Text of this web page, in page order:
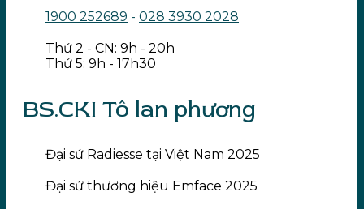
1900 252689 - 028 3930 2028
Thứ 2 - CN: 9h - 20h
Thứ 5: 9h - 17h30
BS.CKI Tô lan phương
Đại sứ Radiesse tại Việt Nam 2025
Đại sứ thương hiệu Emface 2025